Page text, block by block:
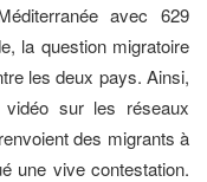
avec 629
la question migratoire
les deux pays. Ainsi,
vidéo sur les réseaux
des migrants à
une vive contestation.